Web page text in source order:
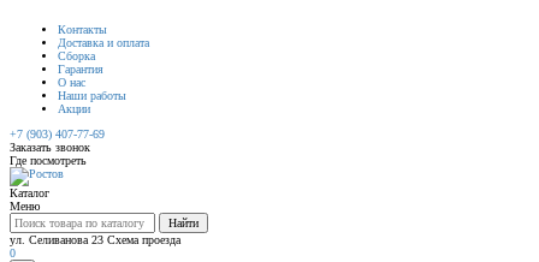
Контакты
Доставка и оплата
Сборка
Гарантия
О нас
Наши работы
Акции
+7 (903) 407-77-69
Заказать звонок
Где посмотреть
Каталог
Меню
Найти
ул. Селиванова 23 Схема проезда
0